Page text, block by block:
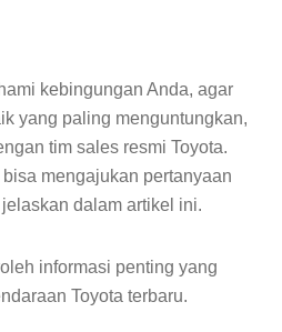
kebingungan Anda, agar
yang paling menguntungkan,
tim sales resmi Toyota.
mengajukan pertanyaan
dalam artikel ini.
informasi penting yang
Toyota terbaru.